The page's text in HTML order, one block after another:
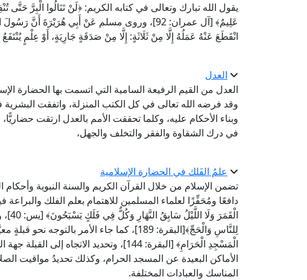
يقول الله تبارك وتعالى في كتابه الكريم: ﴿لَنْ تَنَالُوا الْبِرَّ
عَلِيمٌ﴾ [آل عمران: 92]، وروى مسلم عَنْ أَبِي
انْقَطَعَ عَنْهُ عَمَلُهُ إِلَّا مِنْ ثَلَاثَةٍ: إِلَّا مِنْ صَدَقَةٍ جَارِيَةٍ، أَوْ عِلْمٍ
العدل
العدل من القيم الرفيعة السامية التي اتسمت بها الحضارة
وقد فرضه الله تعالى في كل الكتب المنزلة، واتفقت
وبناء الأحكام عليه، وكلما تحققت الأمم بالعدل ارتقت
في درك الشقاوة والفقر والتخلف والجهل،
علمُ الفَلك في الحضارة الإسلامية
تضمن الإسلام من خلال القرآن الكريم والسنة النبوية
دافعًا ومُحَفِّزًا لعلماء المسلمين للاهتمام بعلم الفلك
لِلنَّاسِ وَالْحَجِّ﴾[البقرة: 189]، كما جاء الأمر
الْمَسْجِدِ الْحَرَامِ﴾ [البقرة: 144]، وتحديد
الأماكن البعيدة عن المسجد الحرام، وكذلك تحديدُ مواقيت
المناسك والعبادات المختلفة.